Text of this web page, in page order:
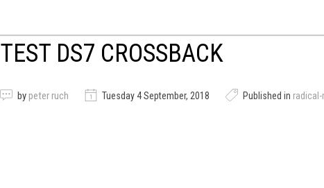
TEST DS7 CROSSBACK
by peter ruch Tuesday 4 September, 2018 Published in